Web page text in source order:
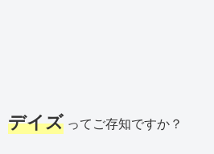
デイズ ってご存知ですか？